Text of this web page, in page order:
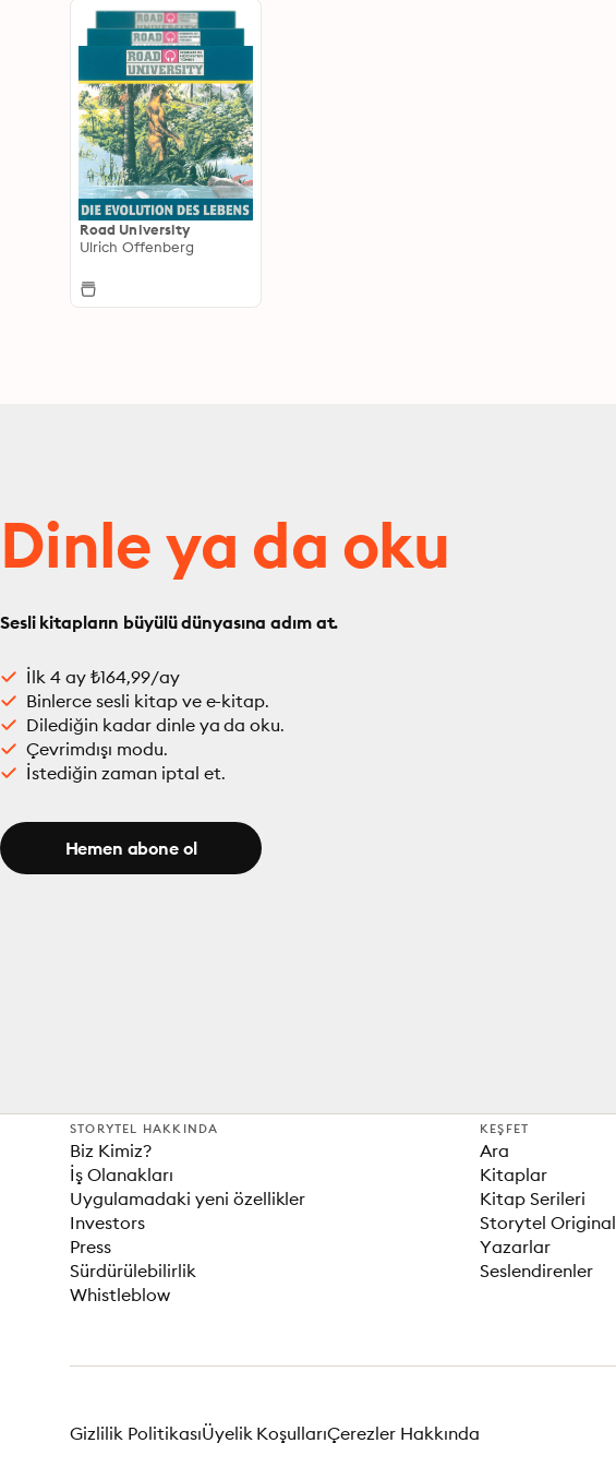
Road University
Ulrich Offenberg
Dinle ya da oku
Sesli kitapların büyülü dünyasına adım at.
İlk 4 ay ₺164,99/ay
Binlerce sesli kitap ve e-kitap.
Dilediğin kadar dinle ya da oku.
Çevrimdışı modu.
İstediğin zaman iptal et.
Hemen abone ol
STORYTEL HAKKINDA
Biz Kimiz?
İş Olanakları
Uygulamadaki yeni özellikler
Investors
Press
Sürdürülebilirlik
Whistleblow
KEŞFET
Ara
Kitaplar
Kitap Serileri
Storytel Original
Yazarlar
Seslendirenler
Gizlilik PolitikasıÜyelik KoşullarıÇerezler Hakkında